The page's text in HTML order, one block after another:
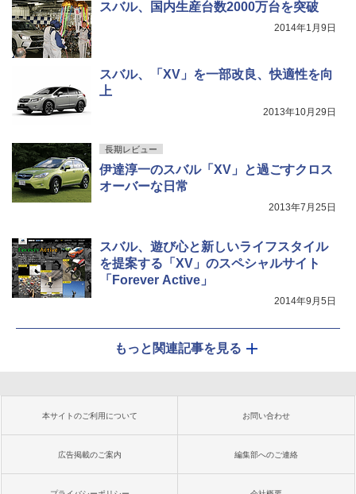
スバル、国内生産台数2000万台を突破
2014年1月9日
スバル、「XV」を一部改良、快適性を向
上
2013年10月29日
長期レビュー
伊達淳一のスバル「XV」と過ごすクロス
オーバーな日常
2013年7月25日
スバル、遊び心と新しいライフスタイル
を提案する「XV」のスペシャルサイト
「Forever Active」
2014年9月5日
もっと関連記事を見る
本サイトのご利用について お問い合わせ
広告掲載のご案内 編集部へのご連絡